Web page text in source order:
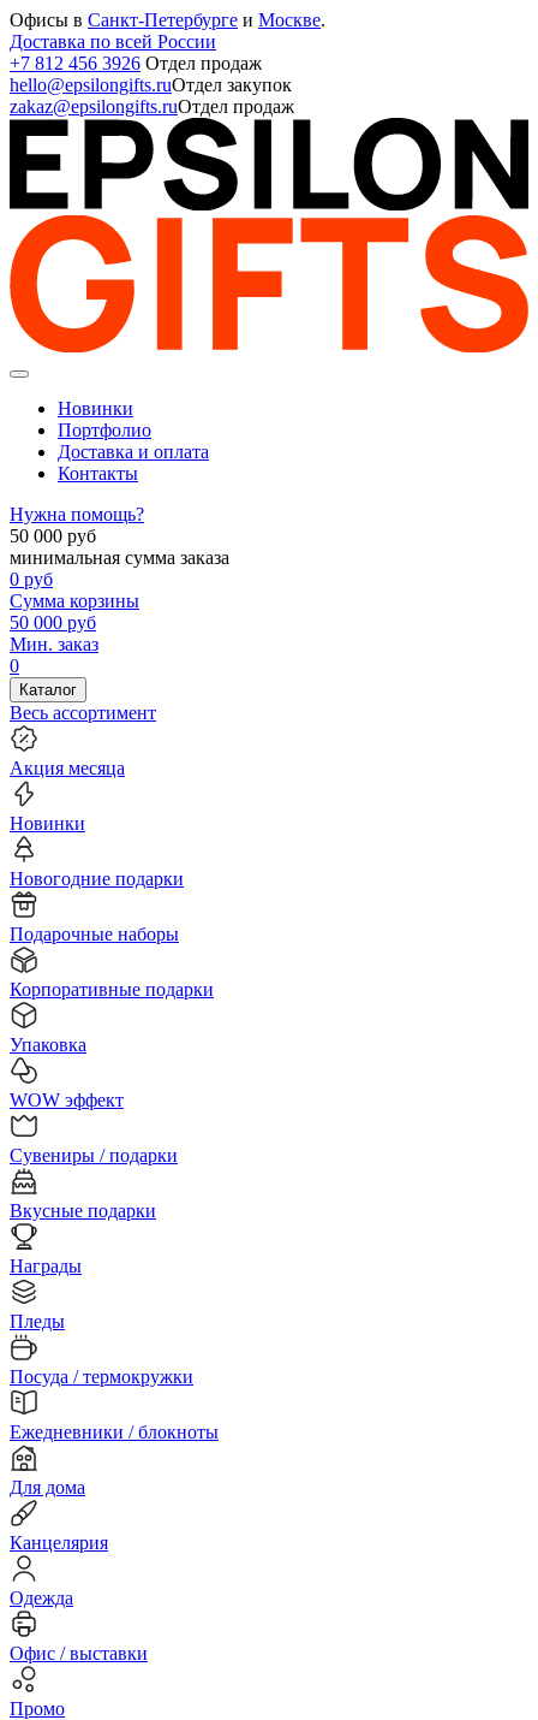
Офисы в Санкт-Петербурге и Москве.
Доставка по всей России
+7 812 456 3926 Отдел продаж
hello@epsilongifts.ruОтдел закупок
zakaz@epsilongifts.ruОтдел продаж
Новинки
Портфолио
Доставка и оплата
Контакты
Нужна помощь?
50 000 руб
минимальная сумма заказа
0 руб
Сумма корзины
50 000 руб
Мин. заказ
0
Каталог
Весь ассортимент
Акция месяца
Новинки
Новогодние подарки
Подарочные наборы
Корпоративные подарки
Упаковка
WOW эффект
Сувениры / подарки
Вкусные подарки
Награды
Пледы
Посуда / термокружки
Ежедневники / блокноты
Для дома
Канцелярия
Одежда
Офис / выставки
Промо